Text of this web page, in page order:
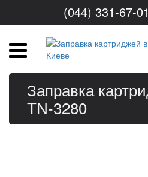
(044) 331-67-01
Заправка
TN-3280